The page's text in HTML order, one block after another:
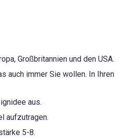
Großbritannien und den USA.
auch immer Sie wollen. In Ihren
aus.
aufzutragen.
5-8.